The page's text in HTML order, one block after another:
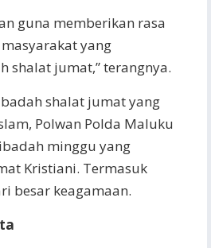
guna memberikan rasa
yang
shalat jumat,” terangnya.
shalat jumat yang
Polwan Polda Maluku
minggu yang
Kristiani. Termasuk
besar keagamaan.